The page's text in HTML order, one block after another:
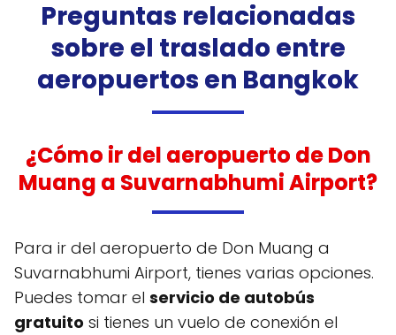
Preguntas relacionadas
sobre el traslado entre
aeropuertos en Bangkok
¿Cómo ir del aeropuerto de Don
Muang a Suvarnabhumi Airport?
Para ir del aeropuerto de Don Muang a
Suvarnabhumi Airport, tienes varias opciones.
Puedes tomar el servicio de autobús
gratuito si tienes un vuelo de conexión el